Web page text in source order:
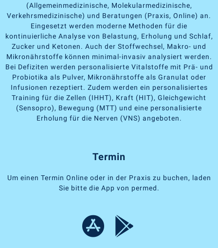
(Allgemeinmedizinische, Molekularmedizinische,
Verkehrsmedizinische) und Beratungen (Praxis, Online) an.
Eingesetzt werden moderne Methoden für die
kontinuierliche Analyse von Belastung, Erholung und Schlaf,
Zucker und Ketonen. Auch der Stoffwechsel, Makro- und
Mikronährstoffe können minimal-invasiv analysiert werden.
Bei Defiziten werden personalisierte Vitalstoffe mit Prä- und
Probiotika als Pulver, Mikronährstoffe als Granulat oder
Infusionen rezeptiert. Zudem werden ein personalisiertes
Training für die Zellen (IHHT), Kraft (HIT), Gleichgewicht
(Sensopro), Bewegung (MTT) und eine personalisierte
Erholung für die Nerven (VNS) angeboten.
Termin
Um einen Termin Online oder in der Praxis zu buchen, laden
Sie bitte die App von permed.